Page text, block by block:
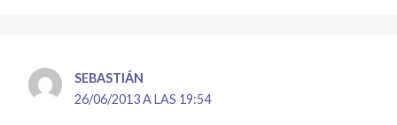
SEBASTIÁN
26/06/2013 A LAS 19:54